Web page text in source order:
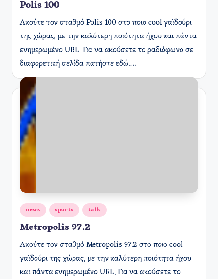
Polis 100
Ακούτε τον σταθμό Polis 100 στο ποιο cool γαϊδούρι
της χώρας, με την καλύτερη ποιότητα ήχου και πάντα
ενημερωμένο URL. Για να ακούσετε το ραδιόφωνο σε
διαφορετική σελίδα πατήστε εδώ.…
Αναρτήθηκε
σε
news sports talk
Metropolis 97.2
Ακούτε τον σταθμό Metropolis 97.2 στο ποιο cool
γαϊδούρι της χώρας, με την καλύτερη ποιότητα ήχου
και πάντα ενημερωμένο URL. Για να ακούσετε το